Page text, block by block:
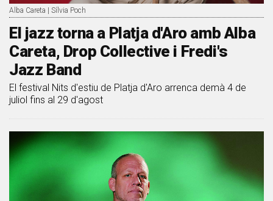
Alba Careta | Sílvia Poch
El jazz torna a Platja d'Aro amb Alba
Careta, Drop Collective i Fredi's
Jazz Band
El festival Nits d'estiu de Platja d'Aro arrenca demà 4 de
juliol fins al 29 d'agost